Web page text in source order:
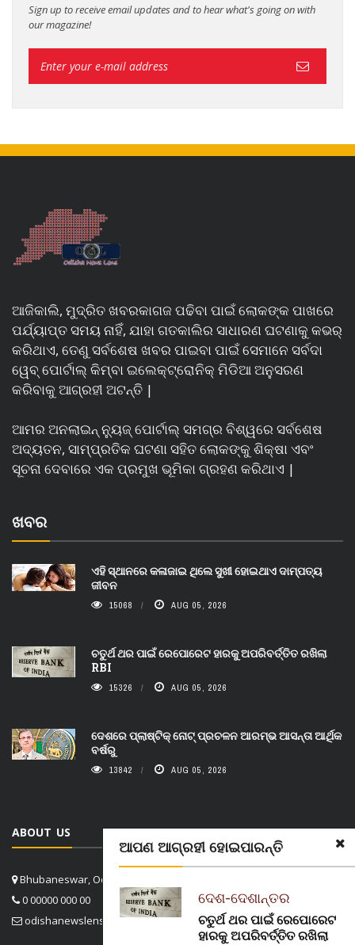
ଆପଣ ଆଗ୍ରହୀ ହୋଇପାରନ୍ତି
ଦେଶ-ଦେଶାନ୍ତର
ଚତୁର୍ଥ ଥର ପାଇଁ ରେପୋରେଟ
ହାରକୁ ଅପରିବର୍ତ୍ତିତ ରଖିଲା
Sign up to receive email updates and to hear what's going on with
our magazine!
ଆଜିକାଲି, ମୁଦ୍ରିତ ଖବରକାଗଜ ପଢିବା ପାଇଁ ଲୋକଙ୍କ ପାଖରେ
ପର୍ଯ୍ୟାପ୍ତ ସମୟ ନାହିଁ, ଯାହା ଗତକାଲିର ସାଧାରଣ ଘଟଣାକୁ କଭର୍
କରିଥାଏ, ତେଣୁ ସର୍ବଶେଷ ଖବର ପାଇବା ପାଇଁ ସେମାନେ ସର୍ବଦା
ୱେବ୍ ପୋର୍ଟାଲ୍ କିମ୍ବା ଇଲେକ୍ଟ୍ରୋନିକ୍ ମିଡିଆ ଅନୁସରଣ
କରିବାକୁ ଆଗ୍ରହୀ ଅଟନ୍ତି |
ଆମର ଅନଲାଇନ୍ ନ୍ୟୁଜ୍ ପୋର୍ଟାଲ୍ ସମଗ୍ର ବିଶ୍ୱରେ ସର୍ବଶେଷ
ଅଦ୍ୟତନ, ସାମ୍ପ୍ରତିକ ଘଟଣା ସହିତ ଲୋକଙ୍କୁ ଶିକ୍ଷା ଏବଂ
ସୂଚନା ଦେବାରେ ଏକ ପ୍ରମୁଖ ଭୂମିକା ଗ୍ରହଣ କରିଥାଏ |
ଖବର
ଏହି ସ୍ଥାନରେ କଳାଜାଇ ଥିଲେ ସୁଖୀ ହୋଇଥାଏ ଦାମ୍ପତ୍ୟ
ଜୀବନ
15068 AUG 05, 2026
ଚତୁର୍ଥ ଥର ପାଇଁ ରେପୋରେଟ ହାରକୁ ଅପରିବର୍ତ୍ତିତ ରଖିଲା
RBI
15326 AUG 05, 2026
ଦେଶରେ ପ୍ଲାଷ୍ଟିକ୍ ନୋଟ୍‌ ପ୍ରଚଳନ ଆରମ୍ଭ ଆସନ୍ତା ଆର୍ଥିକ
ବର୍ଷରୁ
13842 AUG 05, 2026
ABOUT US
Bhubaneswar, Odisha, India
0 00000 000 00
odishanewslens@gmail.com